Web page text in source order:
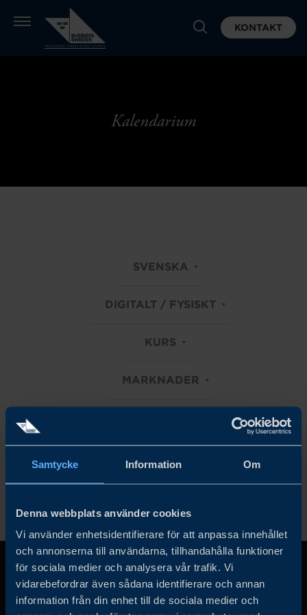
Samtycke Information Om
Denna webbplats använder cookies
Vi använder enhetsidentifierare för att anpassa innehållet
och annonserna till användarna, tillhandahålla funktioner
för sociala medier och analysera vår trafik. Vi
vidarebefordrar även sådana identifierare och annan
information från din enhet till de sociala medier och
KONTAKT
Kalendarium
SVENSKA
DIGITALT / FYSISKT
KURS
MARKNADER
Rensa alla filter